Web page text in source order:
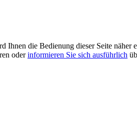
Ihnen die Bedienung dieser Seite näher
oderinformieren Sie sich ausführlich